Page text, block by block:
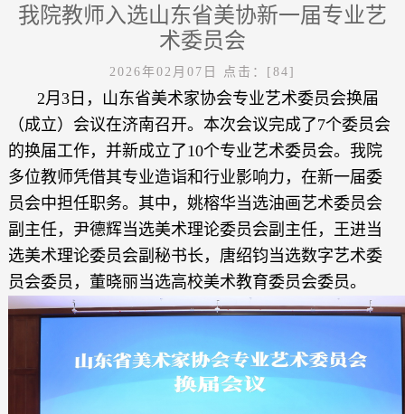
我院教师入选山东省美协新一届专业艺
术委员会
2026年02月07日 点击：[ 84]
2月3日，山东省美术家协会专业艺术委员会换届
（成立）会议在济南召开。本次会议完成了7个委员会
的换届工作，并新成立了10个专业艺术委员会。我院
多位教师凭借其专业造诣和行业影响力，在新一届委
员会中担任职务。其中，姚榕华当选油画艺术委员会
副主任，尹德辉当选美术理论委员会副主任，王进当
选美术理论委员会副秘书长，唐绍钧当选数字艺术委
员会委员，董晓丽当选高校美术教育委员会委员。